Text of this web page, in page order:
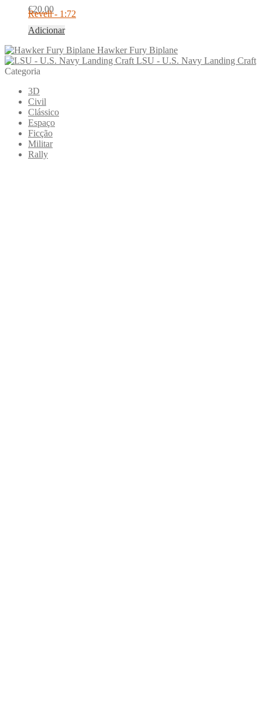
€20.00
Revell - 1:72
Adicionar
Hawker Fury Biplane
LSU - U.S. Navy Landing Craft
Categoria
3D
Civil
Clássico
Espaço
Ficção
Militar
Rally